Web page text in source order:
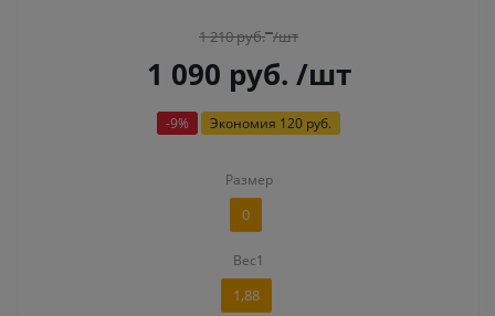
1 210руб. /шт
1 090 руб. /шт
-9% Экономия 120 руб.
Размер
0
Вес1
1,88